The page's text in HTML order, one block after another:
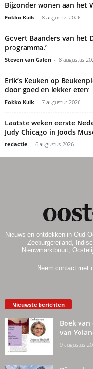
Bijzonder wonen aan het
Fokko Kuik - 8 augustus 2026
Govert Baanders van het
programma.’
Steven van Galen - 8 augustus
Erik’s Keuken op
door goed en lekker eten’
Fokko Kuik - 7 augustus 2026
Laatste weken eerste
Judy Chicago in Joods
redactie - 6 augustus 2026
Nieuws en ontdekken in Oud
Zeeburgereiland,
Nieuwmarktbuurt,
Neem contact met
Nieuwste berichten
Boek van
van
9 augustus